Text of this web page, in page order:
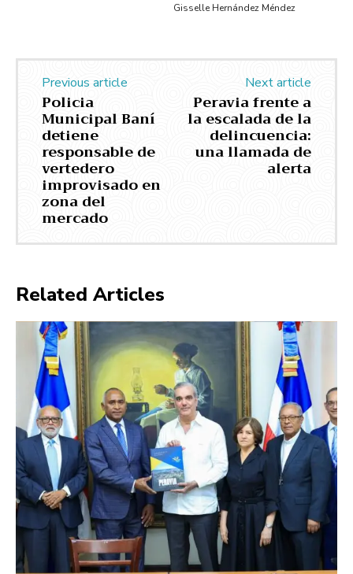
Gisselle Hernández Méndez
Previous article
Policia
Municipal Baní
detiene
responsable de
vertedero
improvisado en
zona del
mercado
Next article
Peravia frente a
la escalada de la
delincuencia:
una llamada de
alerta
Related Articles